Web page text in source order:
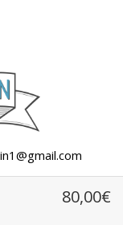
80,00€